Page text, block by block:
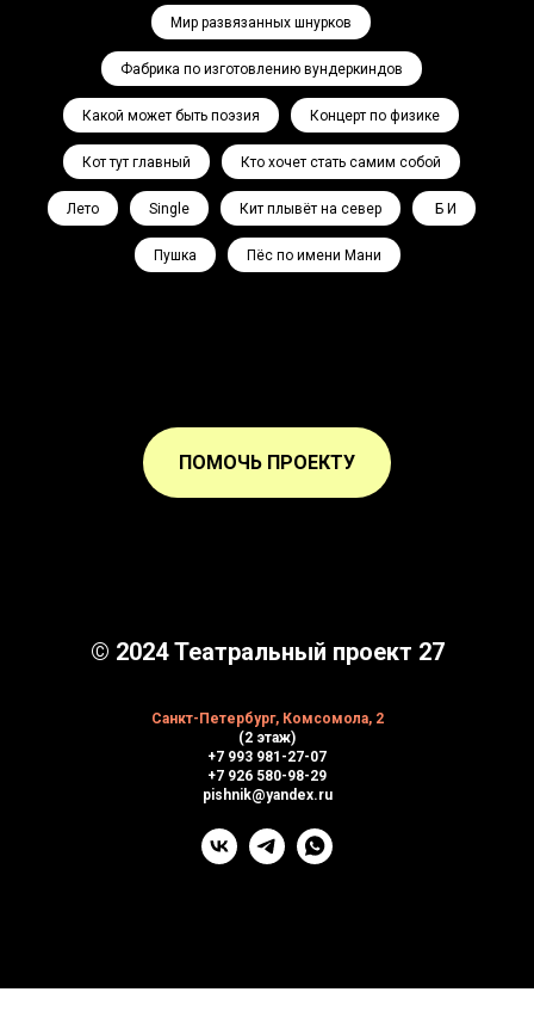
Мир развязанных шнурков
Фабрика по изготовлению вундеркиндов
Какой может быть поэзия Концерт по физике
Кот тут главный Кто хочет стать самим собой
Лето Single Кит плывёт на север Ә Б И
Пушка Пёс по имени Мани
ПОМОЧЬ ПРОЕКТУ
© 2024 Театральный проект 27
Санкт-Петербург, Комсомола, 2
(2 этаж)
+7 993 981-27-07
+7 926 580-98-29
pishnik@yandex.ru